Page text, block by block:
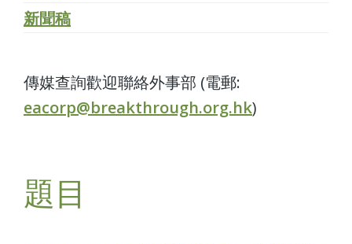
新聞稿
傳媒查詢歡迎聯絡外事部 (電郵:
eacorp@breakthrough.org.hk)
題目